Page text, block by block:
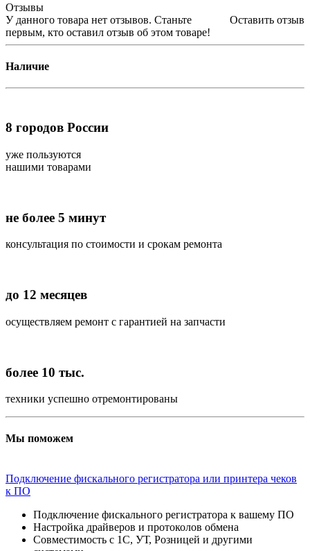
Отзывы
Оставить отзыв
У данного товара нет отзывов. Станьте
первым, кто оставил отзыв об этом товаре!
Наличие
8 городов России
уже пользуются
нашими товарами
не более 5 минут
консультация по стоимости и срокам ремонта
до 12 месяцев
осуществляем ремонт с гарантией на запчасти
более 10 тыс.
техники успешно отремонтированы
Мы поможем
Подключение фискального регистратора или принтера чеков
к ПО
Подключение фискального регистратора к вашему ПО
Настройка драйверов и протоколов обмена
Совместимость с 1С, УТ, Розницей и другими